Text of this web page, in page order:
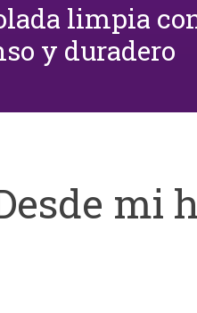
limpia
y duradero
mi